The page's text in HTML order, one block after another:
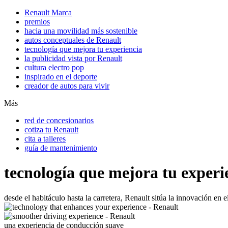
Renault Marca
premios
hacia una movilidad más sostenible
autos conceptuales de Renault
tecnología que mejora tu experiencia
la publicidad vista por Renault
cultura electro pop
inspirado en el deporte
creador de autos para vivir
Más
red de concesionarios
cotiza tu Renault
cita a talleres
guía de mantenimiento
tecnología que mejora tu
desde el habitáculo hasta la carretera, Renault sitúa la innovación
una experiencia de conducción suave